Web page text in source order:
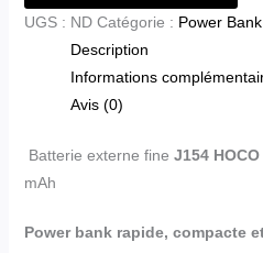
UGS : ND Catégorie : Power
Description
Informations
Avis (0)
Batterie externe fine J154 HOCO
mAh
Power bank rapide, compacte